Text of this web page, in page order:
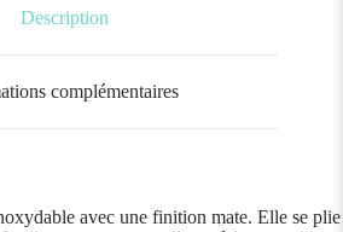
Description
complémentaires
avec une finition mate. Elle se plie